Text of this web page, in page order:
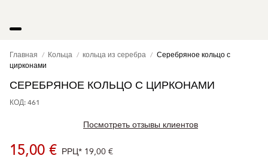
Главная Кольца кольца из серебра
Серебряное кольцо с
цирконами
СЕРЕБРЯНОЕ КОЛЬЦО С ЦИРКОНАМИ
КОД: 461
Посмотреть отзывы клиентов
15,00 € РРЦ* 19,00 €